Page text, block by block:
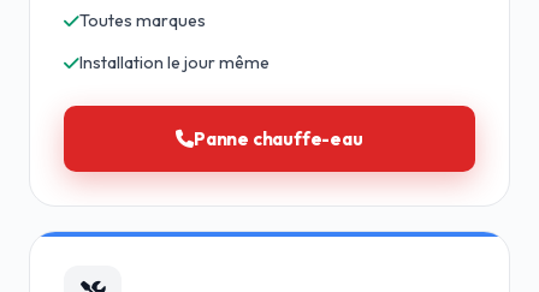
Toutes marques
Installation le jour même
Panne chauffe-eau